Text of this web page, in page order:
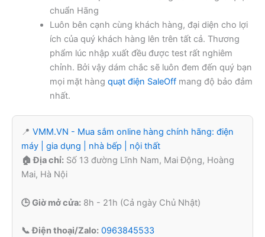
chuẩn Hãng
Luôn bên cạnh cùng khách hàng, đại diện cho lợi
ích của quý khách hàng lên trên tất cả. Thương
phẩm lúc nhập xuất đều được test rất nghiêm
chỉnh. Bởi vậy dám chắc sẽ luôn đem đến quý bạn
mọi mặt hàng quạt điện SaleOffmang độ bảo đảm
nhất.
📍 VMM.VN - Mua sắm online hàng chính hãng: điện
máy | gia dụng | nhà bếp | nội thất
🏠 Địa chỉ: Số 13 đường Lĩnh Nam, Mai Động, Hoàng
Mai, Hà Nội
🕒 Giờ mở cửa: 8h - 21h (Cả ngày Chủ Nhật)
📞 Điện thoại/Zalo: 0963845533